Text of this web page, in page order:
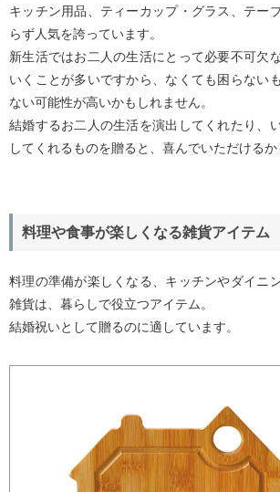
キッチン用品、ティーカップ・グラス、テー
らず人気を誇っています。
新生活ではお二人の生活にとって必要不可欠
いくことが多いですから、なくても困らない
ない可能性が高いかもしれません。
結婚するお二人の生活を演出してくれたり、
してくれるものを贈ると、喜んでいただけるか
料理や食事が楽しくなる雑貨アイテム
料理の準備が楽しくなる、キッチンやダイニ
雑貨は、暮らしで役立つアイテム。
結婚祝いとして贈るのに適しています。